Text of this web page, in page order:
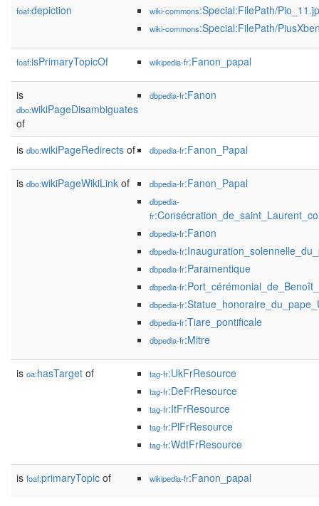
foaf:depiction wiki-commons:Special:FilePath/
wiki-commons:Special:FilePath/
foaf:isPrimaryTopicOf wikipedia-fr:Fanon_papal
is
dbo:wikiPageDisambiguates
of
dbpedia-fr:Fanon
is dbo:wikiPageRedirects of dbpedia-fr:Fanon_Papal
is dbo:wikiPageWikiLink of dbpedia-fr:Fanon_Papal
dbpedia-
fr
dbpedia-fr:Fanon
dbpedia-fr
dbpedia-fr:Paramentique
dbpedia-fr
dbpedia-fr
dbpedia-fr:Tiare_pontificale
dbpedia-fr:Mitre
is oa:hasTarget of tag-fr:UkFrResource
tag-fr:DeFrResource
tag-fr:ItFrResource
tag-fr:PlFrResource
tag-fr:WdtFrResource
is foaf:primaryTopic of wikipedia-fr:Fanon_papal